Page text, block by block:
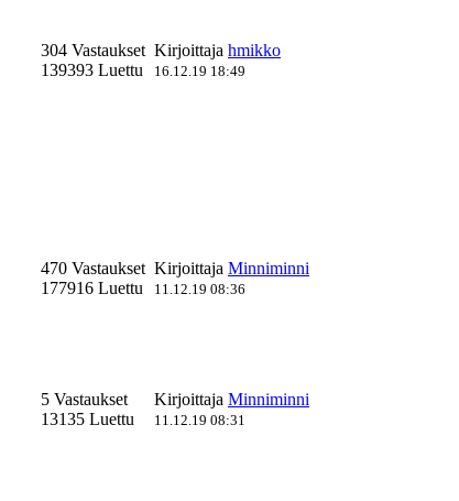
304 Vastaukset
139393 Luettu
Kirjoittaja hmikko
16.12.19 18:49
470 Vastaukset
177916 Luettu
Kirjoittaja Minniminni
11.12.19 08:36
5 Vastaukset
13135 Luettu
Kirjoittaja Minniminni
11.12.19 08:31